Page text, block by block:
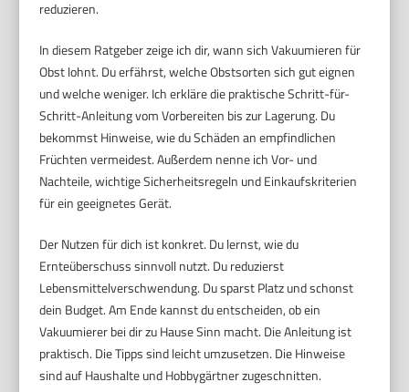
reduzieren.
In diesem Ratgeber zeige ich dir, wann sich Vakuumieren für
Obst lohnt. Du erfährst, welche Obstsorten sich gut eignen
und welche weniger. Ich erkläre die praktische Schritt-für-
Schritt-Anleitung vom Vorbereiten bis zur Lagerung. Du
bekommst Hinweise, wie du Schäden an empfindlichen
Früchten vermeidest. Außerdem nenne ich Vor- und
Nachteile, wichtige Sicherheitsregeln und Einkaufskriterien
für ein geeignetes Gerät.
Der Nutzen für dich ist konkret. Du lernst, wie du
Ernteüberschuss sinnvoll nutzt. Du reduzierst
Lebensmittelverschwendung. Du sparst Platz und schonst
dein Budget. Am Ende kannst du entscheiden, ob ein
Vakuumierer bei dir zu Hause Sinn macht. Die Anleitung ist
praktisch. Die Tipps sind leicht umzusetzen. Die Hinweise
sind auf Haushalte und Hobbygärtner zugeschnitten.